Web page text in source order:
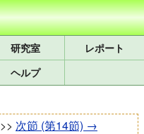
研究室
レポート
ヘルプ
>> 次節 (第14節) →